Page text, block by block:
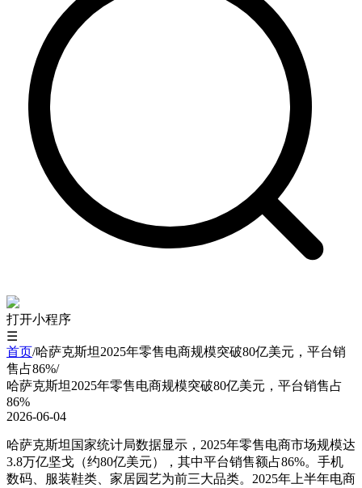
打开小程序
☰
首页/哈萨克斯坦2025年零售电商规模突破80亿美元，平台销
售占86%/
哈萨克斯坦2025年零售电商规模突破80亿美元，平台销售占
86%
2026-06-04
哈萨克斯坦国家统计局数据显示，2025年零售电商市场规模达
3.8万亿坚戈（约80亿美元），其中平台销售额占86%。手机
数码、服装鞋类、家居园艺为前三大品类。2025年上半年电商